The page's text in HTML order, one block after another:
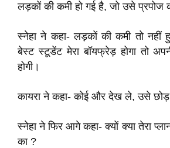
लड़कों की कमी हो गई है, जो उसे प्रपोज
स्नेहा ने कहा- लड़कों की कमी तो नहीं
बेस्ट स्टूडेंट मेरा बॉयफ्रेड़ होगा तो
होगी।
कायरा ने कहा- कोई और देख ले, उसे
स्नेहा ने फिर आगे कहा- क्यों क्या तेरा
का ?